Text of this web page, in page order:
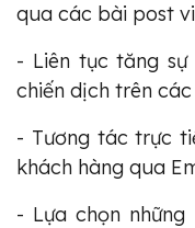
qua các bài post
- Liên tục tăng sự
chiến dịch trên
- Tương tác trực
khách hàng qua
- Lựa chọn những